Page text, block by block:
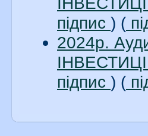
підпис ) (
2024р.
підпис ) (